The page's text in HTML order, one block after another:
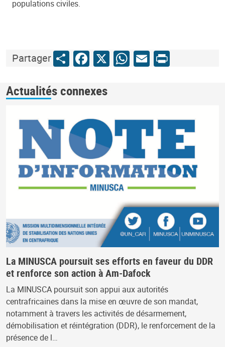
populations civiles.
PartagerShareFacebook
X WhatsApp
Email
Print
Actualités connexes
La MINUSCA poursuit ses efforts en faveur du DDR
et renforce son action à Am-Dafock
La MINUSCA poursuit son appui aux autorités
centrafricaines dans la mise en œuvre de son mandat,
notamment à travers les activités de désarmement,
démobilisation et réintégration (DDR), le renforcement de la
présence de l…